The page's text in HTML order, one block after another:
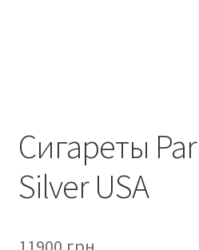
Сигареты
Silver USA